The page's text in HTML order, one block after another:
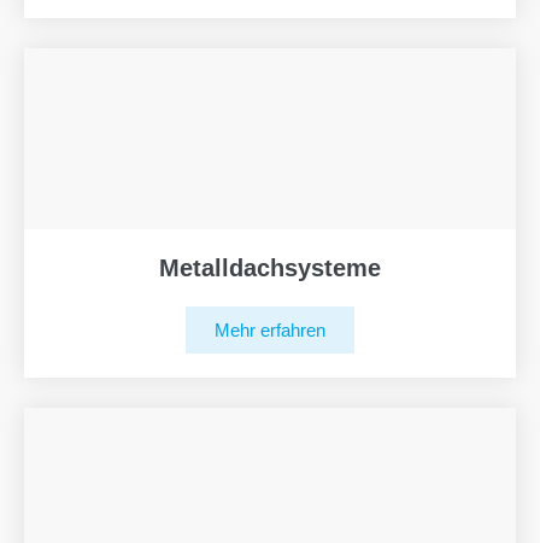
Metalldachsysteme
Mehr erfahren